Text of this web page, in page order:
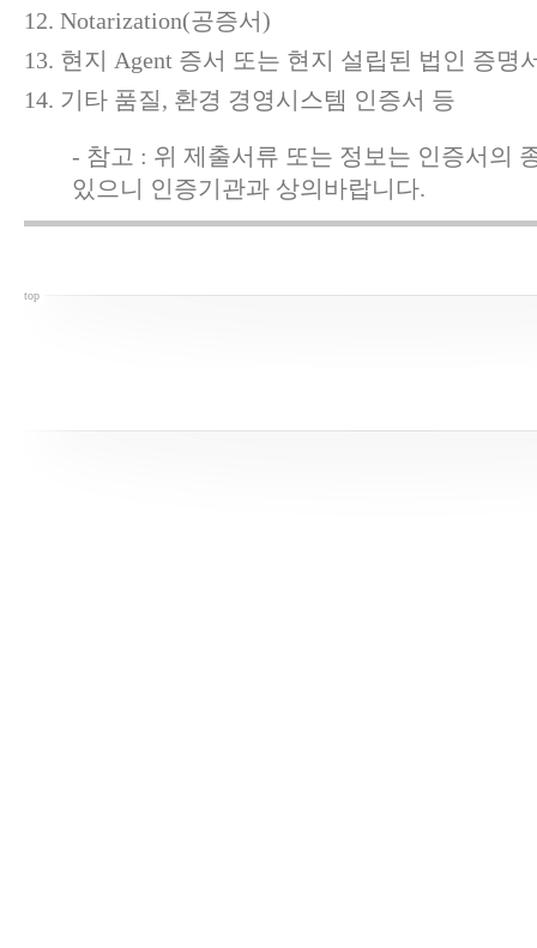
Notarization(공증서)
현지 Agent 증서 또는 현지 설립된 법인 증명
기타 품질, 환경 경영시스템 인증서 등
- 참고 : 위 제출서류 또는 정보는 인증서의
있으니 인증기관과 상의바랍니다.
top